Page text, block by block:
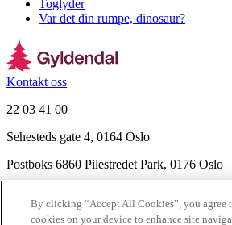
Toglyder
Var det din rumpe, dinosaur?
Kontakt oss
22 03 41 00
Sehesteds gate 4, 0164 Oslo
Postboks 6860 Pilestredet Park, 0176 Oslo
Nyhetsbrev
By clicking “Accept All Cookies”, you agree
cookies on your device to enhance site